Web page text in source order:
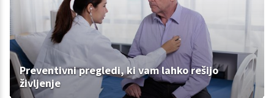
Preventivni pregledi, ki vam lahko rešijo
življenje